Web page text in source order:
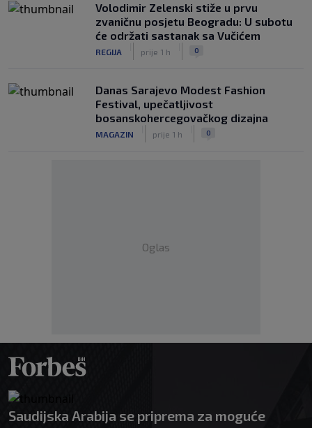
Volodimir Zelenski stiže u prvu
zvaničnu posjetu Beogradu: U subotu
će održati sastanak sa Vučićem
REGIJA prije 1 h 0
Danas Sarajevo Modest Fashion
Festival, upečatljivost
bosanskohercegovačkog dizajna
MAGAZIN prije 1 h 0
Oglas
Saudijska Arabija se priprema za moguće